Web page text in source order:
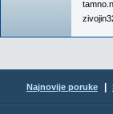
Najnovije poruke